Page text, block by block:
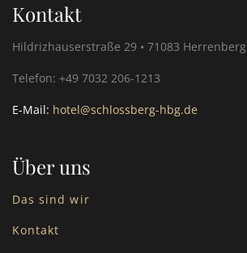
Kontakt
Hildrizhauserstraße 29 • 71083 Herrenberg
Telefon: +49 7032 206-1213
E-Mail: hotel@schlossberg-hbg.de
Über uns
Das sind wir
Kontakt